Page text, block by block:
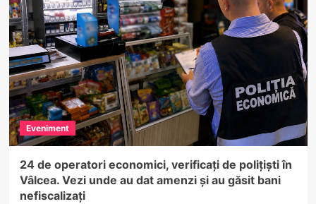
Eveniment
24 de operatori economici, verificați de polițiști în
Vâlcea. Vezi unde au dat amenzi și au găsit bani
nefiscalizați